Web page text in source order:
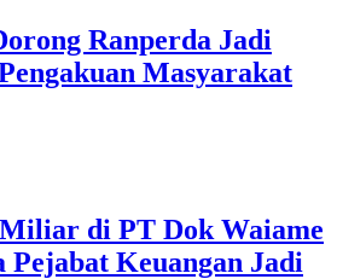
Ranperda Jadi
Masyarakat
di PT Dok Waiame
Pejabat Keuangan Jadi